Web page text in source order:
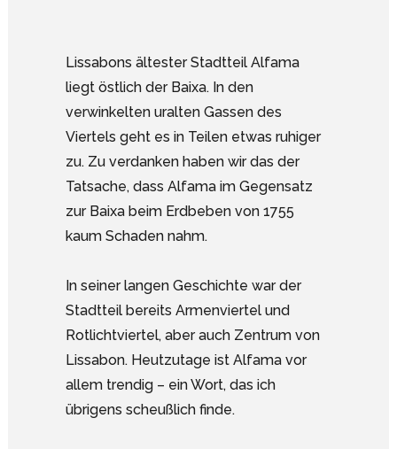
Lissabons ältester Stadtteil Alfama
liegt östlich der Baixa. In den
verwinkelten uralten Gassen des
Viertels geht es in Teilen etwas ruhiger
zu. Zu verdanken haben wir das der
Tatsache, dass Alfama im Gegensatz
zur Baixa beim Erdbeben von 1755
kaum Schaden nahm.
In seiner langen Geschichte war der
Stadtteil bereits Armenviertel und
Rotlichtviertel, aber auch Zentrum von
Lissabon. Heutzutage ist Alfama vor
allem trendig – ein Wort, das ich
übrigens scheußlich finde.